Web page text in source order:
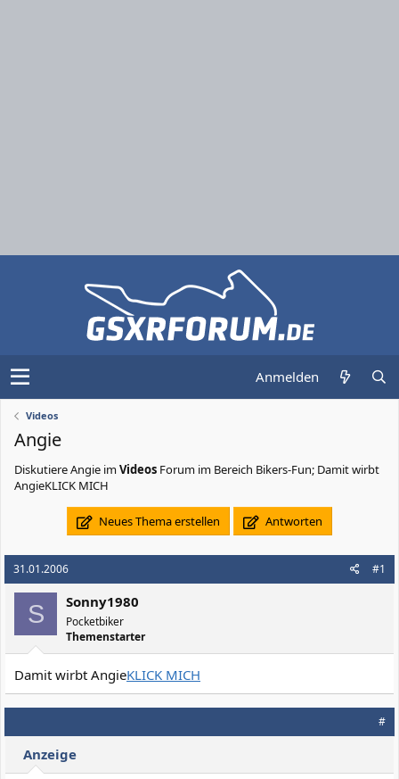
Anmelden
Videos
Angie
DiskutiereAngie imVideos Forum im Bereich Bikers-Fun; Damit wirbt
AngieKLICK MICH
Neues Thema erstellen Antworten
31.01.2006 #1
S Sonny1980
Pocketbiker
Themenstarter
Damit wirbt AngieKLICK MICH
#
Anzeige